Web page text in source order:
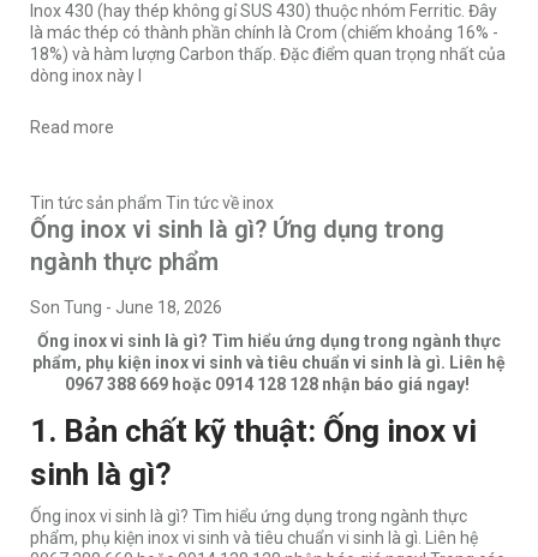
Inox 430 (hay thép không gỉ SUS 430) thuộc nhóm Ferritic. Đây
là mác thép có thành phần chính là Crom (chiếm khoảng 16% -
18%) và hàm lượng Carbon thấp. Đặc điểm quan trọng nhất của
dòng inox này l
Read more
Tin tức sản phẩm Tin tức về inox
Ống inox vi sinh là gì? Ứng dụng trong
ngành thực phẩm
Son Tung - June 18, 2026
Ống inox vi sinh là gì? Tìm hiểu ứng dụng trong ngành thực
phẩm, phụ kiện inox vi sinh và tiêu chuẩn vi sinh là gì. Liên hệ
0967 388 669 hoặc 0914 128 128 nhận báo giá ngay!
1. Bản chất kỹ thuật: Ống inox vi
sinh là gì?
Ống inox vi sinh là gì? Tìm hiểu ứng dụng trong ngành thực
phẩm, phụ kiện inox vi sinh và tiêu chuẩn vi sinh là gì. Liên hệ